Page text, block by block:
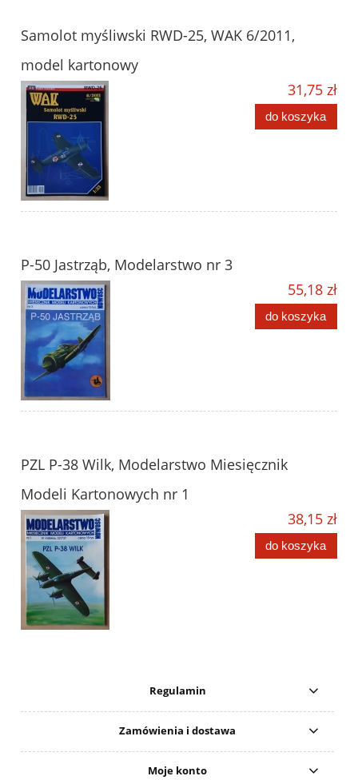
Samolot myśliwski RWD-25, WAK 6/2011,
model kartonowy
31,75 zł
do koszyka
P-50 Jastrząb, Modelarstwo nr 3
55,18 zł
do koszyka
PZL P-38 Wilk, Modelarstwo Miesięcznik
Modeli Kartonowych nr 1
38,15 zł
do koszyka
Regulamin
Zamówienia i dostawa
Moje konto